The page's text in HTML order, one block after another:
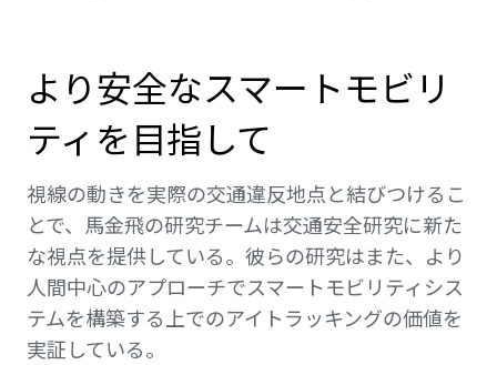
より安全なスマートモビリ
ティを目指して
視線の動きを実際の交通違反地点と結びつけるこ
とで、馬金飛の研究チームは交通安全研究に新た
な視点を提供している。彼らの研究はまた、より
人間中心のアプローチでスマートモビリティシス
テムを構築する上でのアイトラッキングの価値を
実証している。